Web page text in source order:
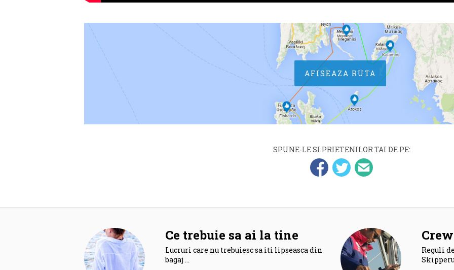
AFISEAZA RUTA
SPUNE-LE SI PRIETENILOR TAI DE PE:
Ce trebuie sa ai la tine
Lucruri care nu trebuiesc sa iti lipseasca din
bagaj …
Reguli